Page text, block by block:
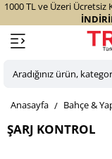
1000 TL ve Üzeri Ücretsiz
Aradığınız
kategori
veya
ŞARJ KONTROL
homeBahçe &